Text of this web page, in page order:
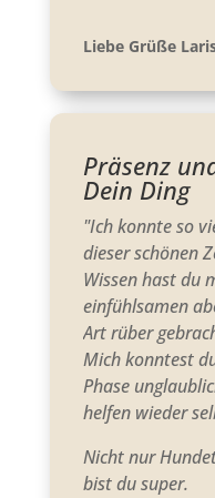
Liebe Grüße
Präsenz
Dein Ding
"Ich konnte so
dieser schönen
Wissen hast du
einfühlsamen
Art rüber
Mich konntest
Phase
helfen wieder
Nicht nur
bist du super.